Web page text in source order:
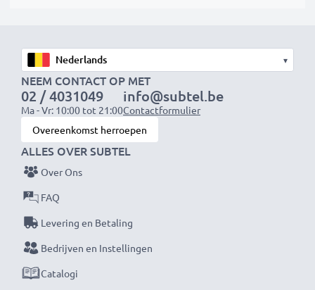
Bestel nu!
▾
NEEM CONTACT OP MET
02 / 4031049
Ma - Vr: 10:00 tot 21:00
info@subtel.be
Contactformulier
Overeenkomst herroepen
ALLES OVER SUBTEL
Over Ons
FAQ
Levering en Betaling
Bedrijven en Instellingen
Catalogi